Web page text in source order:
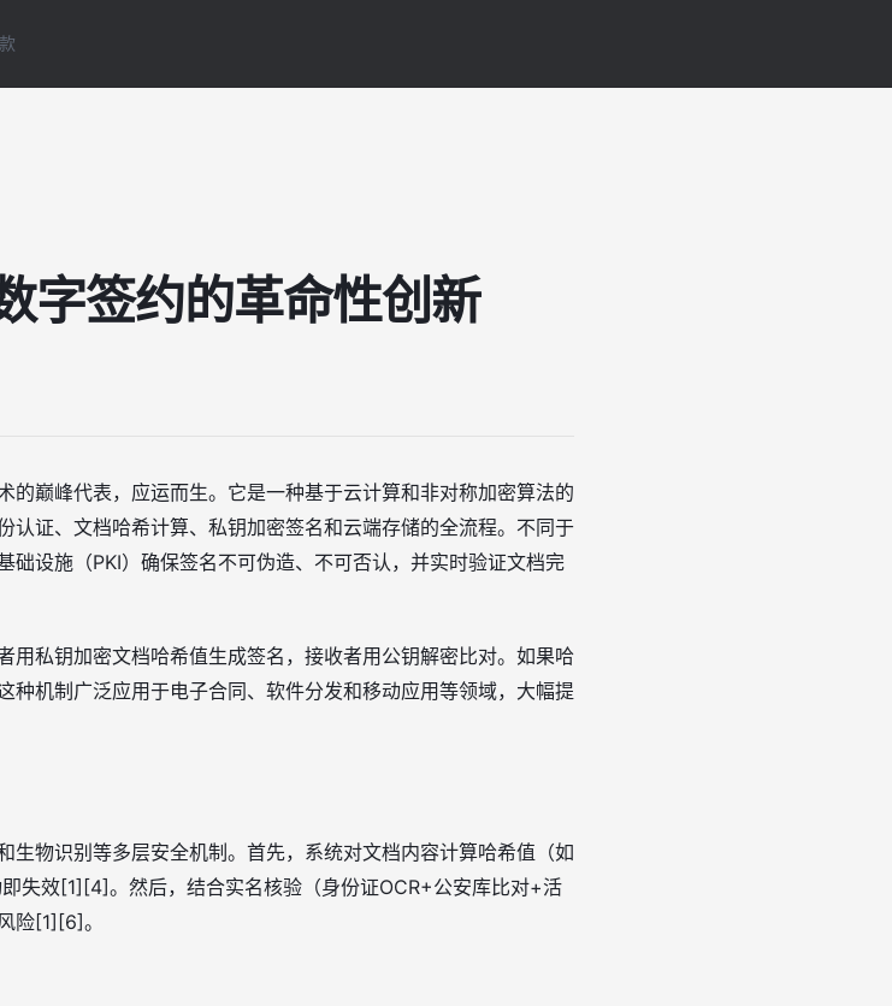
字签约的革命性创新
的巅峰代表，应运而生。它是一种基于云计算和非对称加密算法的
认证、文档哈希计算、私钥加密签名和云端存储的全流程。不同于
础设施（PKI）确保签名不可伪造、不可否认，并实时验证文档完
用私钥加密文档哈希值生成签名，接收者用公钥解密比对。如果哈
种机制广泛应用于电子合同、软件分发和移动应用等领域，大幅提
生物识别等多层安全机制。首先，系统对文档内容计算哈希值（如
失效[1][4]。然后，结合实名核验（身份证OCR+公安库比对+活
险[1][6]。